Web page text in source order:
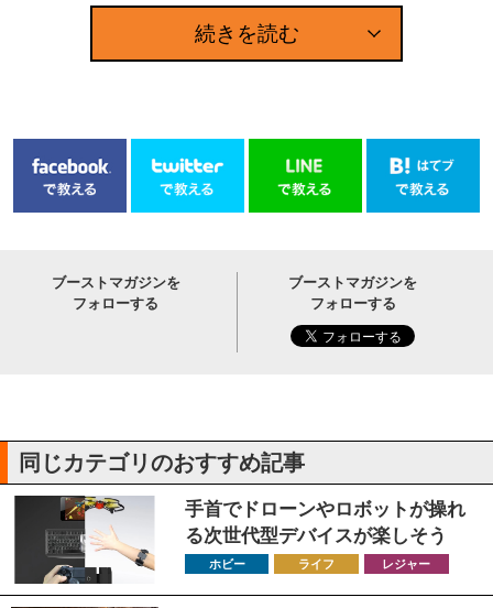
続きを読む
ブーストマガジンを
フォローする
ブーストマガジンを
フォローする
同じカテゴリのおすすめ記事
手首でドローンやロボットが操れ
る次世代型デバイスが楽しそう
ホビー ライフ レジャー